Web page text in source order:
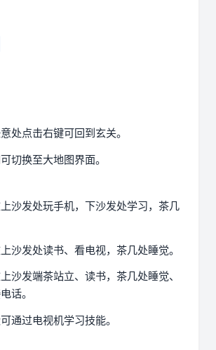
处点击右键可回到玄关。
切换至大地图界面。
沙发处玩手机，下沙发处学习，茶几
沙发处读书、看电视，茶几处睡觉。
沙发端茶站立、读书，茶几处睡觉、
话。
通过电视机学习技能。